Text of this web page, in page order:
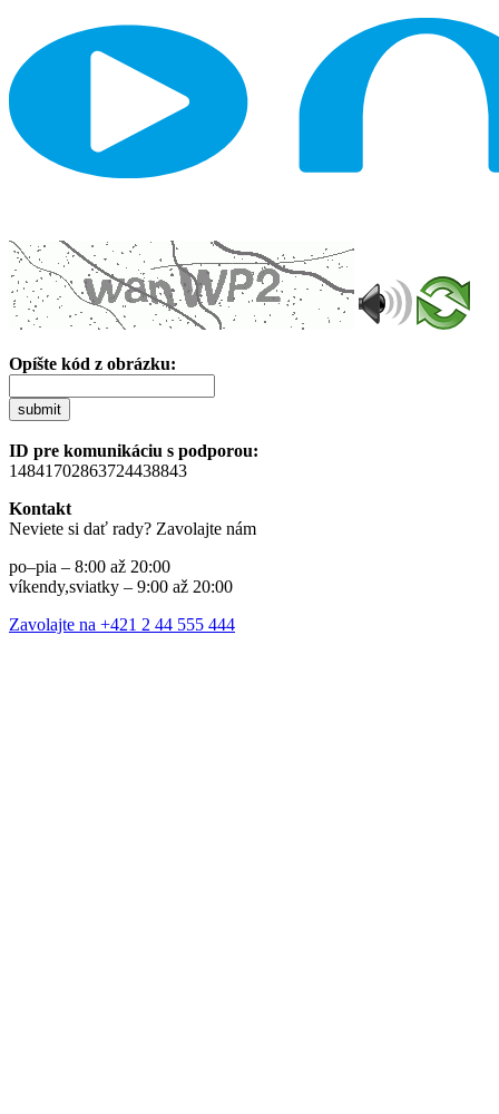
Opíšte kód z obrázku:
submit
ID pre komunikáciu s podporou:
14841702863724438843
Kontakt
Neviete si dať rady? Zavolajte nám
po–pia – 8:00 až 20:00
víkendy,sviatky – 9:00 až 20:00
Zavolajte na +421 2 44 555 444